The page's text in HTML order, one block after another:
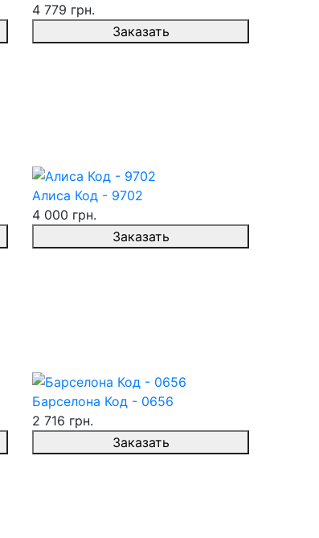
4 779 грн.
Заказать
Алиса Код - 9702
4 000 грн.
Заказать
Барселона Код - 0656
2 716 грн.
Заказать